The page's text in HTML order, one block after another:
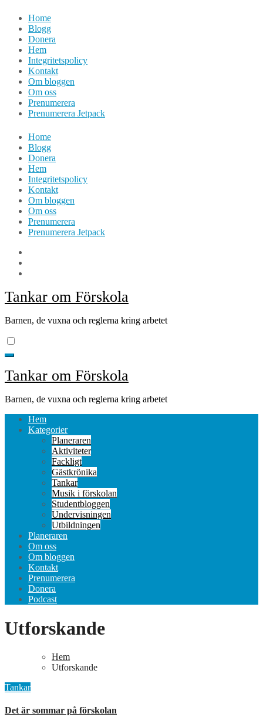
Hoppa
innehåll
Home
Blogg
Donera
Hem
Integritetspolicy
Kontakt
Om bloggen
Om oss
Prenumerera
Prenumerera Jetpack
Home
Blogg
Donera
Hem
Integritetspolicy
Kontakt
Om bloggen
Om oss
Prenumerera
Prenumerera Jetpack
Tankar om Förskola
Barnen, de vuxna och reglerna kring arbetet
Tankar om Förskola
Barnen, de vuxna och reglerna kring arbetet
Hem
Kategorier
Planeraren
Aktiviteter
Fackligt
Gästkrönika
Tankar
Musik i förskolan
Studentbloggen
Undervisningen
Utbildningen
Planeraren
Om oss
Om bloggen
Kontakt
Prenumerera
Donera
Podcast
Utforskande
Hem
Utforskande
Tankar
Det är sommar på förskolan